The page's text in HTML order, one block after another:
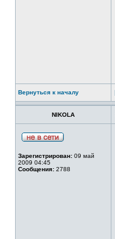
Вернуться к началу
NIKOLA
Зарегистрирован: 09 май
2009 04:45
Сообщения: 2788